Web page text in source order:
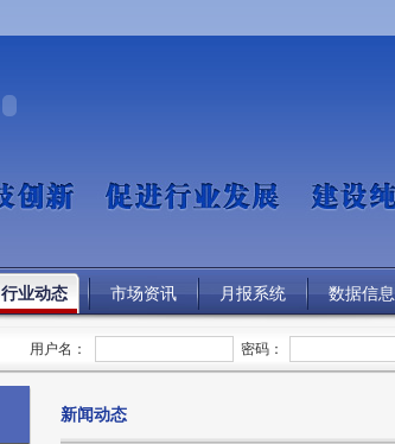
行业动态 市场资讯 月报系统 数据信息
用户名： 密码：
新闻动态